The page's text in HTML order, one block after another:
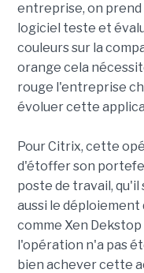
entreprise, on prend
logiciel teste et
couleurs sur la
orange cela
rouge l'entreprise
évoluer cette
Pour Citrix, cette
d'étoffer son
poste de travail, qu'il
aussi le
comme Xen
l'opération n'a pas
bien achever cette